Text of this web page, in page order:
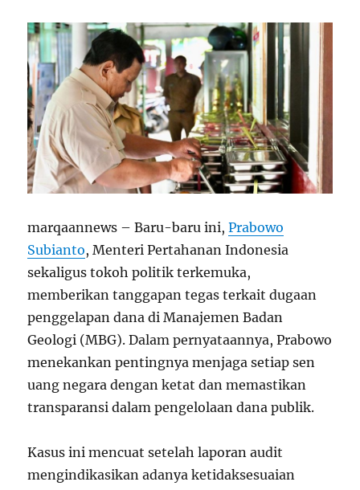
marqaannews – Baru-baru ini,Prabowo
Subianto, Menteri Pertahanan Indonesia
sekaligus tokoh politik terkemuka,
memberikan tanggapan tegas terkait dugaan
penggelapan dana di Manajemen Badan
Geologi (MBG). Dalam pernyataannya, Prabowo
menekankan pentingnya menjaga setiap sen
uang negara dengan ketat dan memastikan
transparansi dalam pengelolaan dana publik.
Kasus ini mencuat setelah laporan audit
mengindikasikan adanya ketidaksesuaian